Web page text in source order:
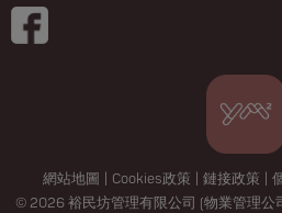
網站地圖 Cookies政策 鏈接政策
© 2026 裕民坊管理有限公司 (物業管理